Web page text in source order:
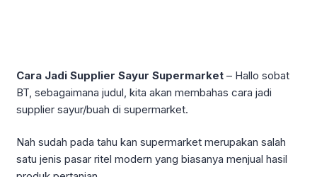
Cara Jadi Supplier Sayur Supermarket – Hallo sobat
BT, sebagaimana judul, kita akan membahas cara jadi
supplier sayur/buah di supermarket.
Nah sudah pada tahu kan supermarket merupakan salah
satu jenis pasar ritel modern yang biasanya menjual hasil